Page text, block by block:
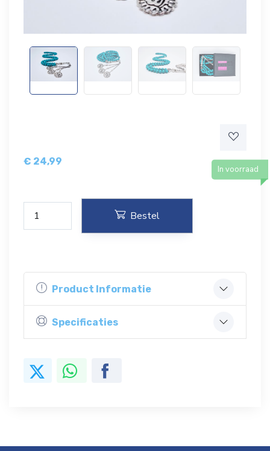
€ 24,99
In voorraad
Bestel
Product Informatie
Specificaties